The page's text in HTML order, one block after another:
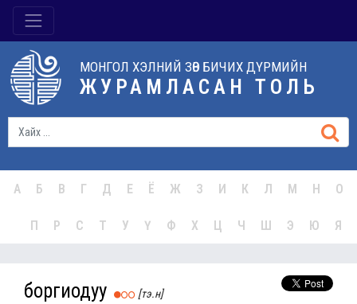
МОНГОЛ ХЭЛНИЙ ЗӨВ БИЧИХ ДҮРМИЙН
ЖУРАМЛАСАН ТОЛЬ
А Б В Г Д Е Ё Ж З И К Л М Н О
П Р С Т У Ү Ф Х Ц Ч Ш Э Ю Я
боргиодуу [тэ.н]